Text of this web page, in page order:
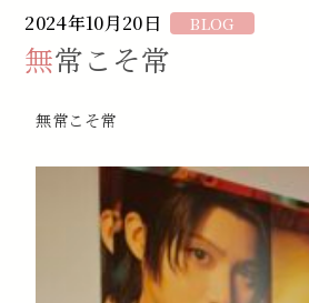
2024年10月20日 BLOG
無常こそ常
無常こそ常